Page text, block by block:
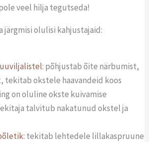
veel hilja tegutseda!
järgmisi olulisi kahjustajaid:
: põhjustab õite närbumist,
tekitab okstele haavandeid koos
on oluline okste kuivamise
talvitub nakatunud okstel ja
: tekitab lehtedele lillakaspruune